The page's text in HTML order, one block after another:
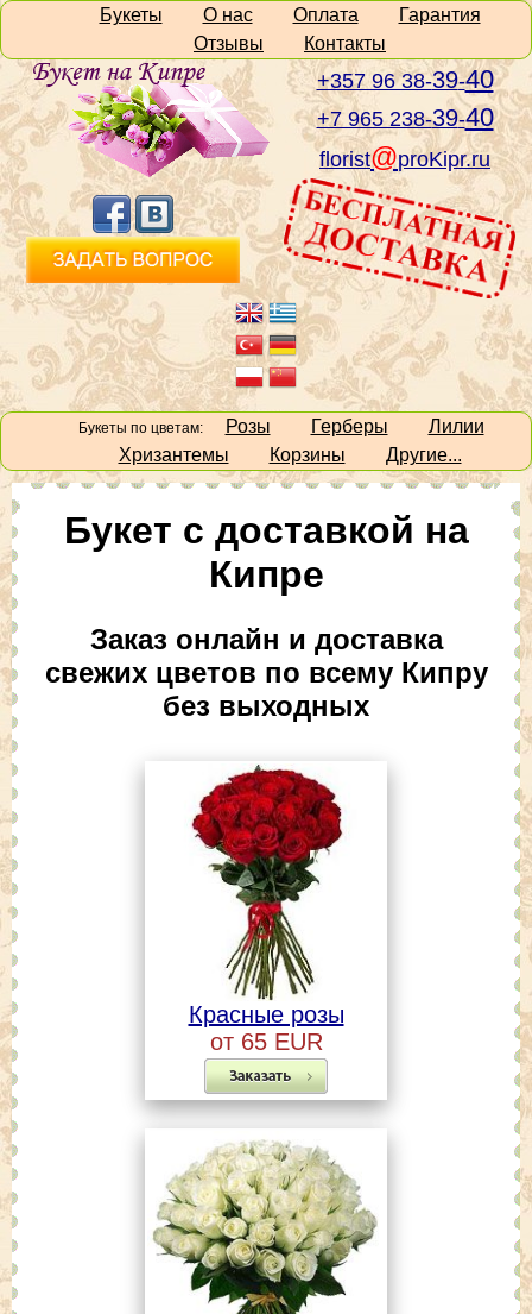
Букеты О нас Оплата
Гарантия
Отзывы
Контакты
+357 96 38-39-40
+7 965 238-39-40
florist@proKipr.ru
Букеты по цветам: Розы Герберы
Лилии
Хризантемы
Корзины Другие...
Букет с доставкой на
Кипре
Заказ онлайн и доставка
свежих цветов по всему Кипру
без выходных
Красные розы
от 65 EUR